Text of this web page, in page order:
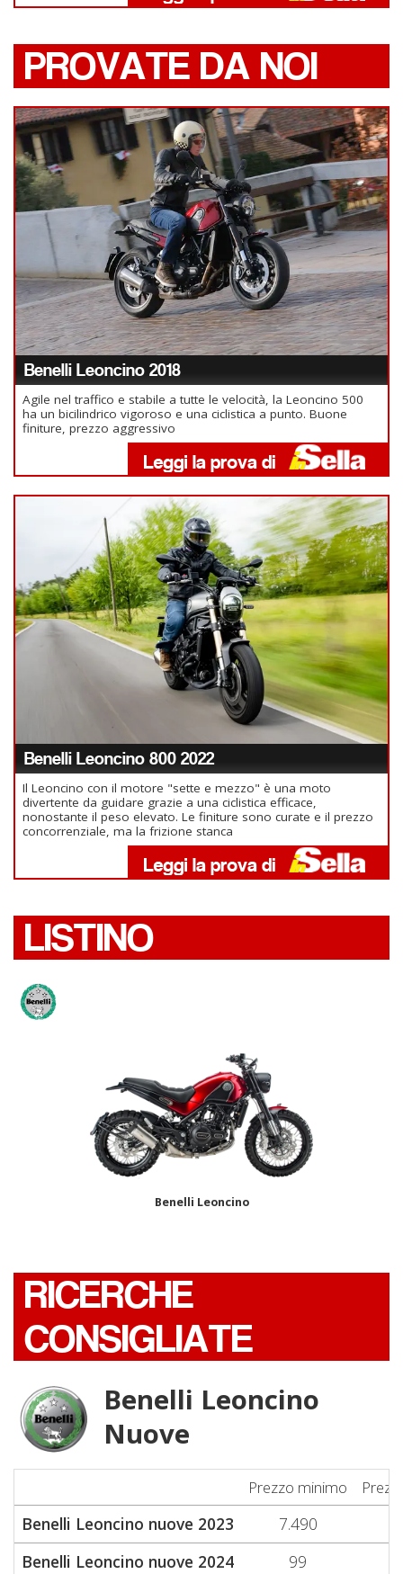
PROVATE DA NOI
Benelli Leoncino 2018
Agile nel traffico e stabile a tutte le velocità, la Leoncino 500
ha un bicilindrico vigoroso e una ciclistica a punto. Buone
finiture, prezzo aggressivo
Benelli Leoncino 800 2022
Il Leoncino con il motore "sette e mezzo" è una moto
divertente da guidare grazie a una ciclistica efficace,
nonostante il peso elevato. Le finiture sono curate e il prezzo
concorrenziale, ma la frizione stanca
LISTINO
Benelli Leoncino
RICERCHE
CONSIGLIATE
Benelli Leoncino
Nuove
Prezzo minimo
Benelli Leoncino nuove 2023 7.490
Benelli Leoncino nuove 2024
99